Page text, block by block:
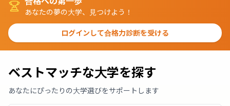
あなたの夢の大学、見つけよう！
ログインして合格力診断を受ける
ベストマッチな大学を探す
あなたにぴったりの大学選びをサポートします